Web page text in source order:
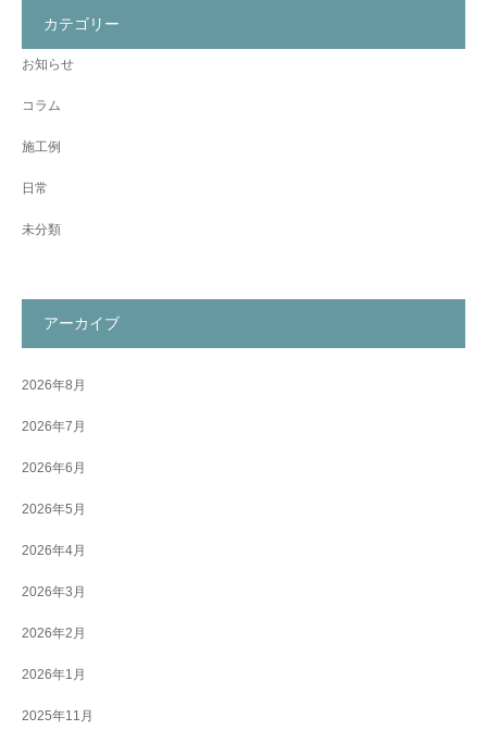
カテゴリー
お知らせ
コラム
施工例
日常
未分類
アーカイブ
2026年8月
2026年7月
2026年6月
2026年5月
2026年4月
2026年3月
2026年2月
2026年1月
2025年11月